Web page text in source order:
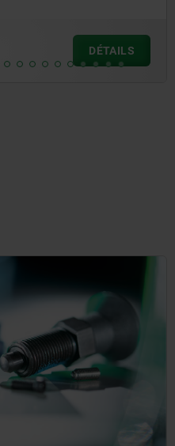
à partir de76,47 €
hors frais d’envoi